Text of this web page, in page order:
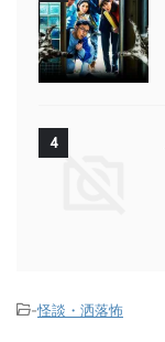
4
-怪談・洒落怖